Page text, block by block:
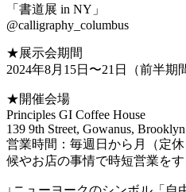
「書道展 in NY」
@calligraphy_columbus
★展示会期間
2024年8月15日〜21日（前半期
★開催会場
Principles GI Coffee House
139 9th Street, Gowanus, Brooklyn
営業時間：毎週日から月（定
候やお店の事情で時短営業を